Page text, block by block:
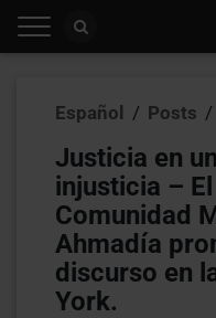
Español / Posts /
Justicia en
injusticia –
Comunidad
Ahmadía
discurso en
York.